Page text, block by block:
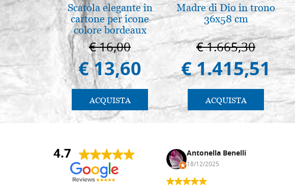
Scatola elegante in
cartone per icone
colore bordeaux
€ 16,00
€ 13,60
ACQUISTA
Madre di Dio in trono
36x58 cm
€ 1.665,30
€ 1.415,51
ACQUISTA
4.7
Andrea Monguzzi Antonella Benelli
18/12/2025